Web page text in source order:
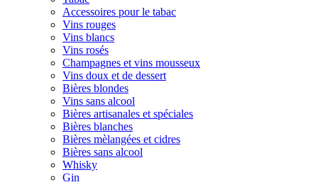
Accessoires pour le tabac
Vins rouges
Vins blancs
Vins rosés
Champagnes et vins mousseux
Vins doux et de dessert
Bières blondes
Vins sans alcool
Bières artisanales et spéciales
Bières blanches
Bières mèlangées et cidres
Bières sans alcool
Whisky
Gin